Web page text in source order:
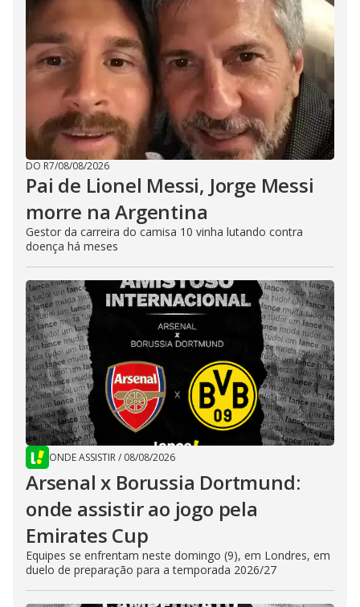
DO R7/08/08/2026
Pai de Lionel Messi, Jorge Messi
morre na Argentina
Gestor da carreira do camisa 10 vinha lutando contra
doença há meses
ONDE ASSISTIR/ 08/08/2026
Arsenal x Borussia Dortmund:
onde assistir ao jogo pela
Emirates Cup
Equipes se enfrentam neste domingo (9), em Londres, em
duelo de preparação para a temporada 2026/27